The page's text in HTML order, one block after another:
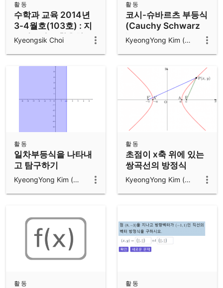
수학과 교육 2014년
3-4월호(103호) : 지
오지브라를 활용한 부
등식의 영역 지도
활동
Kyeongsik Choi
코시-슈바르츠 부등식
(Cauchy Schwarz
inequality)
활동
KyeongYong Kim (김경용)
일차부등식을 나타내
고 탐구하기
활동
KyeongYong Kim (김경용)
초점이 x축 위에 있는
쌍곡선의 방정식
활동
KyeongYong Kim (김경용)
활동 활동